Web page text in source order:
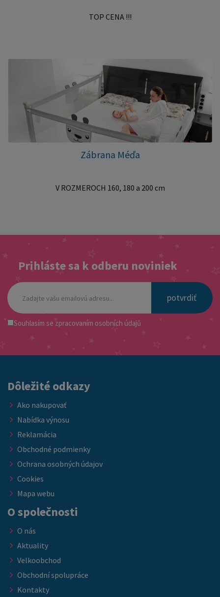
TOP CENA !!!
Zábrana Méďa
V ROZMEROCH 160, 180 a 200 cm
Prihláste sa k odberu noviniek
potvrdiť
Souhlasím se zpracovaním osobních údajů
Dôležité odkazy
Ako nakupovať
Nabídka výnosu
Reklamácia
Obchodné podmienky
Ochrana osobných údajov
Cookies
Mapa webu
O společnosti
O nás
Aktuality
Velkoobchod
Obchodní spolupráce
Kontakty